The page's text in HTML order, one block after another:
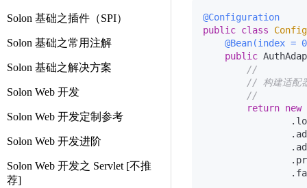
Solon 基础之插件（SPI）
Solon 基础之常用注解
Solon 基础之解决方案
Solon Web 开发
Solon Web 开发定制参考
Solon Web 开发进阶
Solon Web 开发之 Servlet [不推
荐]
@Configuration
public class
Config
@Bean(index =
public
//
// 构建适配
//
return new